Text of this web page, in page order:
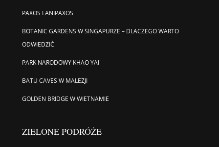
PAXOS I ANIPAXOS
BOTANIC GARDENS W SINGAPURZE – DLACZEGO WARTO
ODWIEDZIĆ
PARK NARODOWY KHAO YAI
BATU CAVES W MALEZJI
GOLDEN BRIDGE W WIETNAMIE
ZIELONE PODRÓŻE